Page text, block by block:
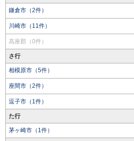
鎌倉市（2件）
川崎市（11件）
高座郡（0件）
さ行
相模原市（5件）
座間市（2件）
逗子市（1件）
た行
茅ヶ崎市（1件）